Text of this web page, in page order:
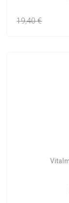
19,40€